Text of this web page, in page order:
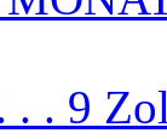
. 9